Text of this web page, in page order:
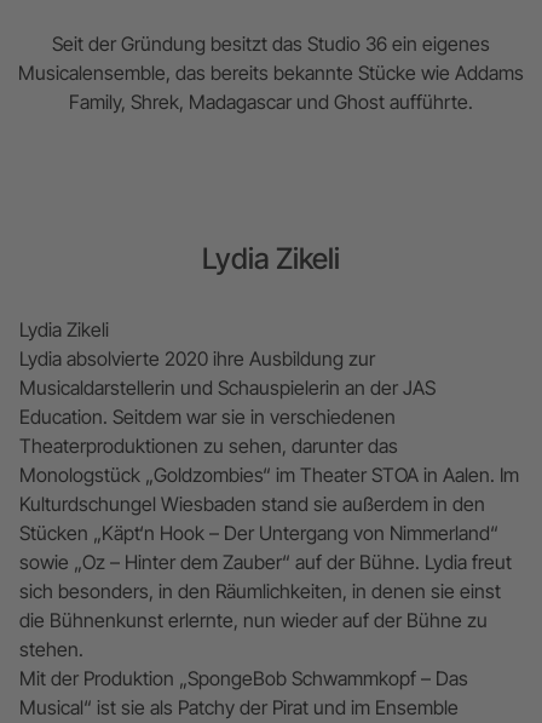
Seit der Gründung besitzt das Studio 36 ein eigenes
Musicalensemble, das bereits bekannte Stücke wie Addams
Family, Shrek, Madagascar und Ghost aufführte.
Lydia Zikeli
Lydia Zikeli
Lydia absolvierte 2020 ihre Ausbildung zur
Musicaldarstellerin und Schauspielerin an der JAS
Education. Seitdem war sie in verschiedenen
Theaterproduktionen zu sehen, darunter das
Monologstück „Goldzombies“ im Theater STOA in Aalen. Im
Kulturdschungel Wiesbaden stand sie außerdem in den
Stücken „Käpt‘n Hook – Der Untergang von Nimmerland“
sowie „Oz – Hinter dem Zauber“ auf der Bühne. Lydia freut
sich besonders, in den Räumlichkeiten, in denen sie einst
die Bühnenkunst erlernte, nun wieder auf der Bühne zu
stehen.
Mit der Produktion „SpongeBob Schwammkopf – Das
Musical“ ist sie als Patchy der Pirat und im Ensemble